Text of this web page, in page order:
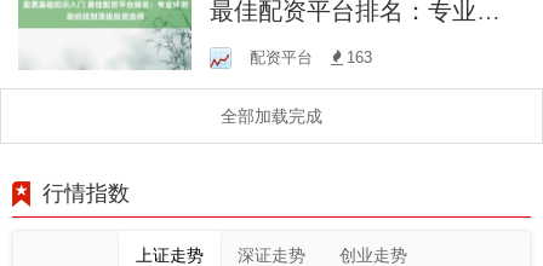
最佳配资平台排名：专业评
测助你找到顶级投资选择
配资平台 163
全部加载完成
行情指数
上证走势 深证走势 创业走势